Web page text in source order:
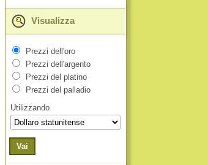
Visualizza
Prezzi dell'oro
Prezzi dell'argento
Prezzi del platino
Prezzi del palladio
Utilizzando
Vai